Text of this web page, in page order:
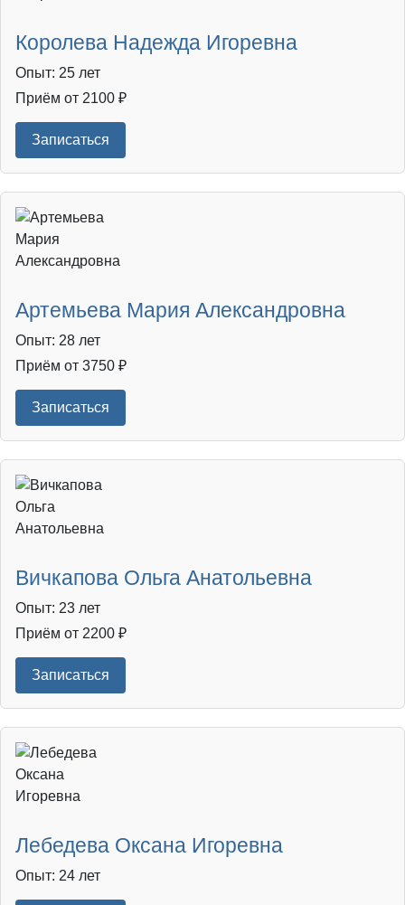
Королева Надежда Игоревна
Опыт: 25 лет
Приём от 2100 ₽
Записаться
Артемьева Мария Александровна
Опыт: 28 лет
Приём от 3750 ₽
Записаться
Вичкапова Ольга Анатольевна
Опыт: 23 лет
Приём от 2200 ₽
Записаться
Лебедева Оксана Игоревна
Опыт: 24 лет